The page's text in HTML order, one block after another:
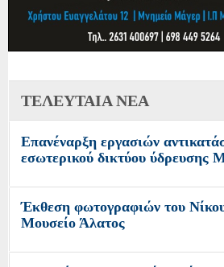
ΤΕΛΕΥΤΑΙΑ ΝΕΑ
Επανέναρξη εργασιών
εσωτερικού δικτύου ύδρευσης
Έκθεση φωτογραφιών του
Μουσείο Άλατος